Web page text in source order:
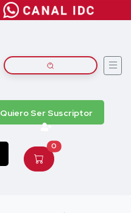
Quiero Ser Suscriptor
0